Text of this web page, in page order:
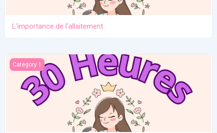
L'importance de l'allaitement
Le post partum
Category 1